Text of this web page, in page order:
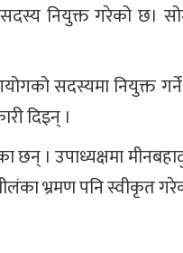
नियुक्त गरेको छ।
सदस्यमा नियुक्त
दिइन् ।
। उपाध्यक्षमा
भ्रमण पनि स्वीकृत